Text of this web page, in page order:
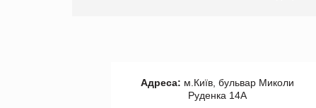
Адреса: м.Київ, бульвар Миколи
Руденка 14А